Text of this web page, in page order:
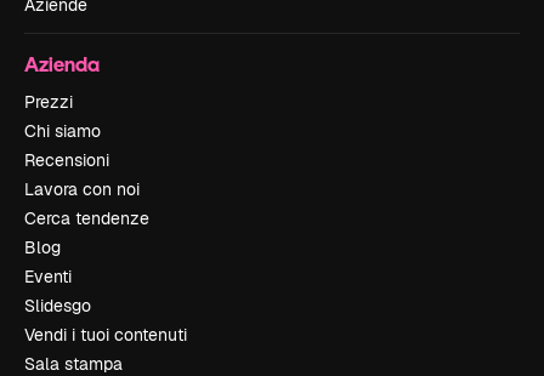
Aziende
Azienda
Prezzi
Chi siamo
Recensioni
Lavora con noi
Cerca tendenze
Blog
Eventi
Slidesgo
Vendi i tuoi contenuti
Sala stampa